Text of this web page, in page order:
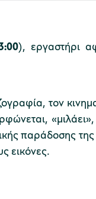
), εργαστήρι
τον
«μιλάει»,
παράδοσης
εικόνες.